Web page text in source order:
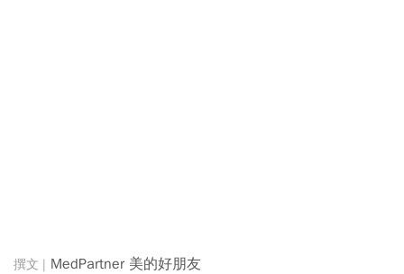
MedPartner 美的好朋友